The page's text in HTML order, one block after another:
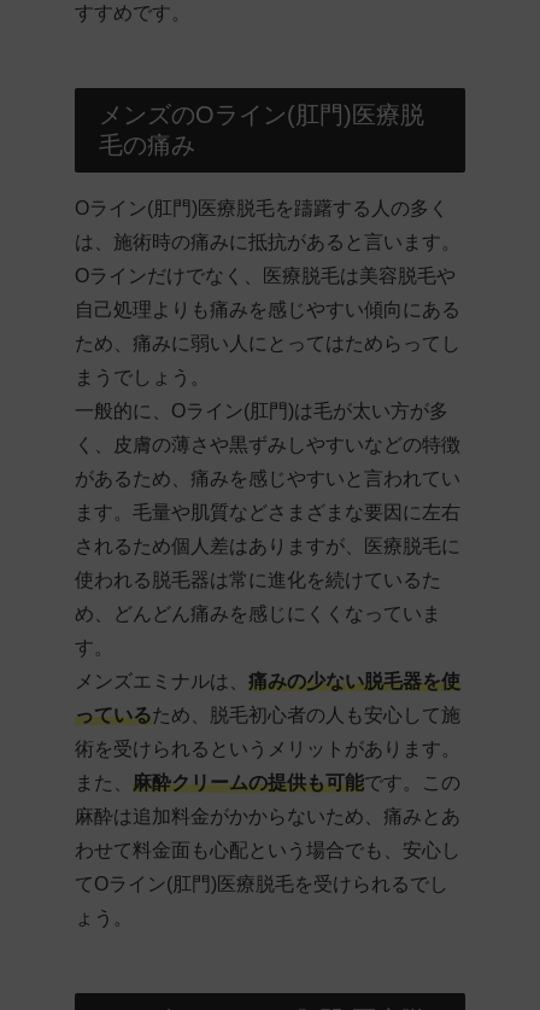
すすめです。
メンズのOライン(肛門)医療脱
毛の痛み
Oライン(肛門)医療脱毛を躊躇する人の多く
は、施術時の痛みに抵抗があると言います。
Oラインだけでなく、医療脱毛は美容脱毛や
自己処理よりも痛みを感じやすい傾向にある
ため、痛みに弱い人にとってはためらってし
まうでしょう。
一般的に、Oライン(肛門)は毛が太い方が多
く、皮膚の薄さや黒ずみしやすいなどの特徴
があるため、痛みを感じやすいと言われてい
ます。毛量や肌質などさまざまな要因に左右
されるため個人差はありますが、医療脱毛に
使われる脱毛器は常に進化を続けているた
め、どんどん痛みを感じにくくなっていま
す。
メンズエミナルは、痛みの少ない脱毛器を使
っているため、脱毛初心者の人も安心して施
術を受けられるというメリットがあります。
また、麻酔クリームの提供も可能です。この
麻酔は追加料金がかからないため、痛みとあ
わせて料金面も心配という場合でも、安心し
てOライン(肛門)医療脱毛を受けられるでし
ょう。